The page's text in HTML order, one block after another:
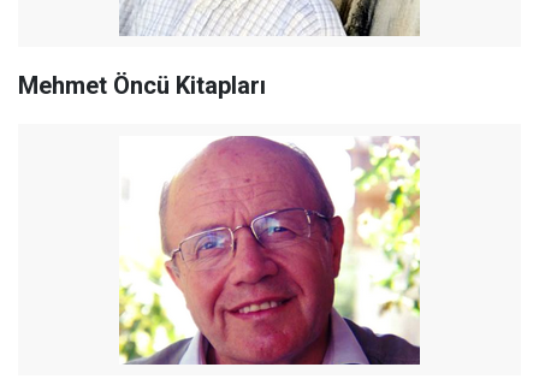
Mehmet Öncü Kitapları